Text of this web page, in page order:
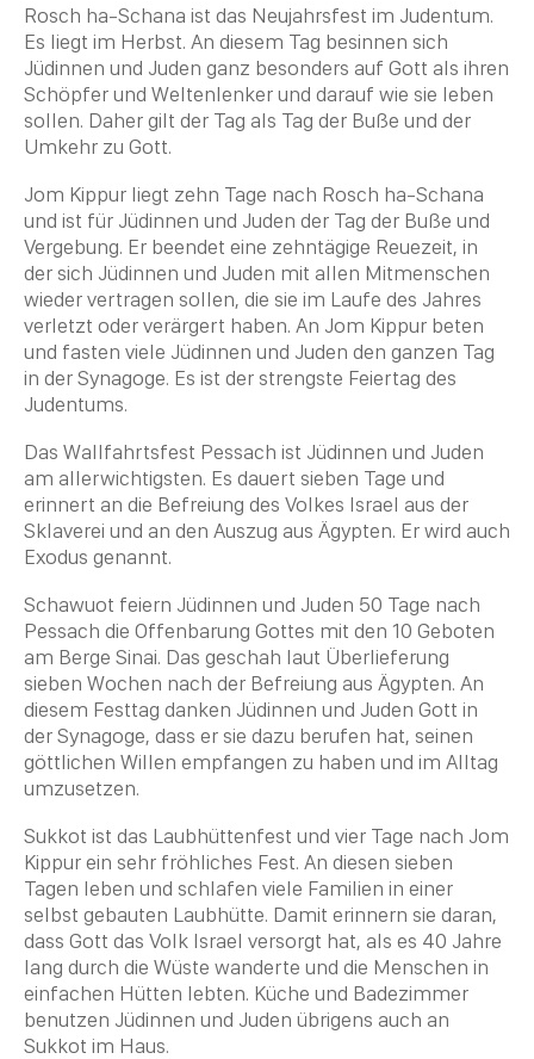
Rosch ha-Schana ist das Neujahrsfest im Judentum.
Es liegt im Herbst. An diesem Tag besinnen sich
Jüdinnen und Juden ganz besonders auf Gott als ihren
Schöpfer und Weltenlenker und darauf wie sie leben
sollen. Daher gilt der Tag als Tag der Buße und der
Umkehr zu Gott.
Jom Kippur liegt zehn Tage nach Rosch ha-Schana
und ist für Jüdinnen und Juden der Tag der Buße und
Vergebung. Er beendet eine zehntägige Reuezeit, in
der sich Jüdinnen und Juden mit allen Mitmenschen
wieder vertragen sollen, die sie im Laufe des Jahres
verletzt oder verärgert haben. An Jom Kippur beten
und fasten viele Jüdinnen und Juden den ganzen Tag
in derSynagoge. Es ist der strengste Feiertag des
Judentums.
Das Wallfahrtsfest Pessach ist Jüdinnen und Juden
am allerwichtigsten. Es dauert sieben Tage und
erinnert an die Befreiung des Volkes Israel aus der
Sklaverei und an den Auszug aus Ägypten. Er wird auch
Exodus genannt.
Schawuot feiern Jüdinnen und Juden 50 Tage nach
Pessach die Offenbarung Gottes mit den 10 Geboten
am Berge Sinai. Das geschah laut Überlieferung
sieben Wochen nach der Befreiung aus Ägypten. An
diesem Festtag danken Jüdinnen und Juden Gott in
derSynagoge, dass er sie dazu berufen hat, seinen
göttlichen Willen empfangen zu haben und im Alltag
umzusetzen.
Sukkot ist das Laubhüttenfest und vier Tage nach Jom
Kippur ein sehr fröhliches Fest. An diesen sieben
Tagen leben und schlafen viele Familien in einer
selbst gebauten Laubhütte. Damit erinnern sie daran,
dass Gott das Volk Israel versorgt hat, als es 40 Jahre
lang durch die Wüste wanderte und die Menschen in
einfachen Hütten lebten. Küche und Badezimmer
benutzen Jüdinnen und Juden übrigens auch an
Sukkot im Haus.